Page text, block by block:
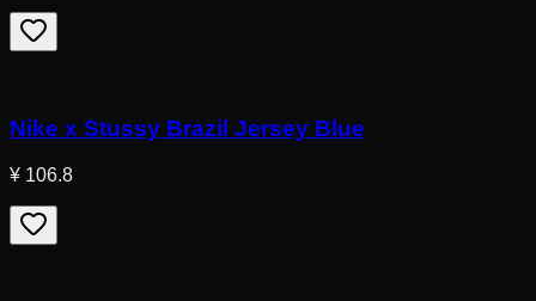
Nike x Stussy Brazil Jersey Blue
¥ 106.8